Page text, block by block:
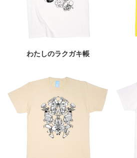
わたしのラクガキ帳